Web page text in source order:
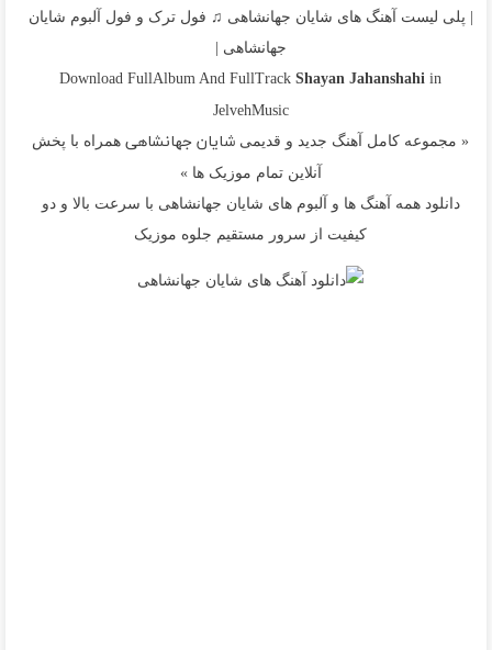
| پلی لیست آهنگ های شایان جهانشاهی ♫ فول ترک و فول آلبوم شایان
جهانشاهی |
Download FullAlbum And FullTrackShayan Jahanshahiin
JelvehMusic
« مجموعه کامل آهنگ جدید و قدیمی شایان جهانشاهیهمراه با پخش
آنلاین تمام موزیک ها »
دانلود همه آهنگ ها و آلبوم های شایان جهانشاهی با سرعت بالا و دو
کیفیت از سرور مستقیم جلوه موزیک